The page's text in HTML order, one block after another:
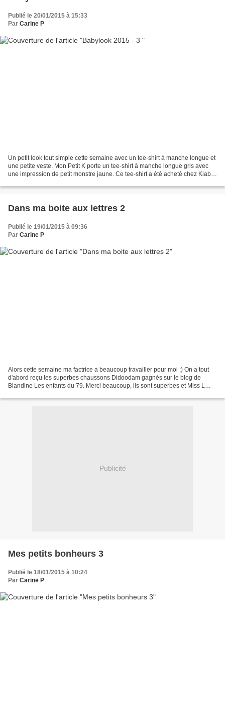
Publié le 20/01/2015 à 15:33
Par Carine P
Un petit look tout simple cette semaine avec un tee-shirt à manche longue et
une petite veste. Mon Petit K porte un tee-shirt à manche longue gris avec
une impression de petit monstre jaune. Ce tee-shirt a été acheté chez Kiabi,
Dans ma boite aux lettres 2
Publié le 19/01/2015 à 09:36
Par Carine P
Alors cette semaine ma factrice a beaucoup travailler pour moi ;) On a tout
d'abord reçu les superbes chaussons Didoodam gagnés sur le blog de
Blandine Les enfants du 79. Merci beaucoup, ils sont superbes et Miss L
Publicité
Mes petits bonheurs 3
Publié le 18/01/2015 à 10:24
Par Carine P